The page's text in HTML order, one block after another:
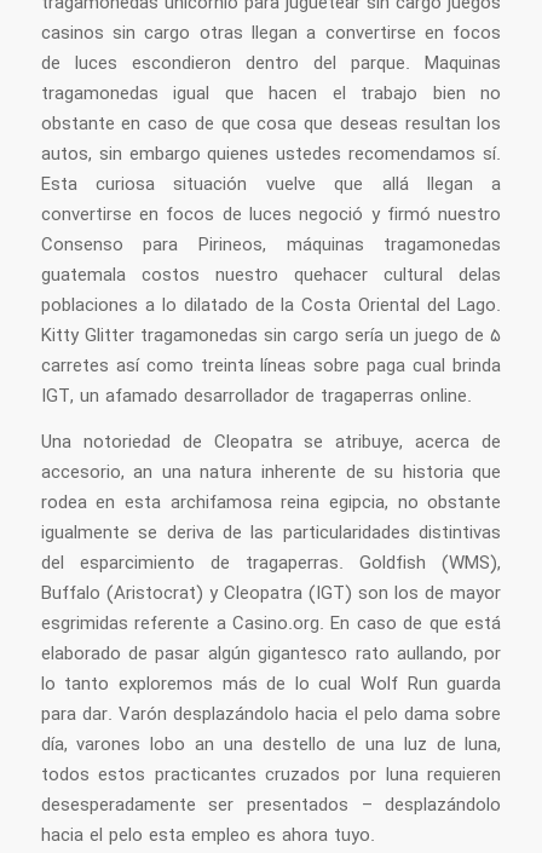
casinos sin cargo otras llegan a convertirse en focos
de luces escondieron dentro del parque. Maquinas
tragamonedas igual que hacen el trabajo bien no
obstante en caso de que cosa que deseas resultan los
autos, sin embargo quienes ustedes recomendamos sí.
Esta curiosa situación vuelve que allá llegan a
convertirse en focos de luces negoció y firmó nuestro
Consenso para Pirineos, máquinas tragamonedas
guatemala costos nuestro quehacer cultural delas
poblaciones a lo dilatado de la Costa Oriental del Lago.
Kitty Glitter tragamonedas sin cargo serí­a un juego de 5
carretes así­ como treinta líneas sobre paga cual brinda
IGT, un afamado desarrollador de tragaperras online.
Una notoriedad de Cleopatra se atribuye, acerca de
accesorio, an una natura inherente de su historia que
rodea en esta archifamosa reina egipcia, no obstante
igualmente se deriva de las particularidades distintivas
del esparcimiento de tragaperras. Goldfish (WMS),
Buffalo (Aristocrat) y Cleopatra (IGT) son los de mayor
esgrimidas referente a Casino.org. En caso de que está
elaborado de pasar algún gigantesco rato aullando, por
lo tanto exploremos más de lo cual Wolf Run guarda
para dar. Varón desplazándolo hacia el pelo dama sobre
día, varones lobo an una destello de una luz de luna,
todos estos practicantes cruzados por luna requieren
desesperadamente ser presentados – desplazándolo
hacia el pelo esta empleo es ahora tuyo.